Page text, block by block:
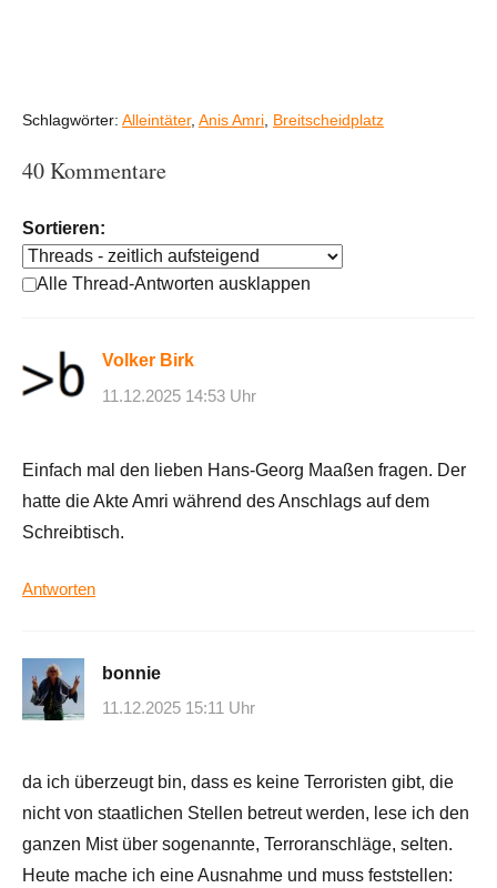
Schlagwörter: Alleintäter, Anis Amri, Breitscheidplatz
40 Kommentare
Sortieren:
Alle Thread-Antworten ausklappen
Volker Birk
11.12.2025 14:53 Uhr
Einfach mal den lieben Hans-Georg Maaßen fragen. Der
hatte die Akte Amri während des Anschlags auf dem
Schreibtisch.
Antworten
bonnie
11.12.2025 15:11 Uhr
da ich überzeugt bin, dass es keine Terroristen gibt, die
nicht von staatlichen Stellen betreut werden, lese ich den
ganzen Mist über sogenannte, Terroranschläge, selten.
Heute mache ich eine Ausnahme und muss feststellen: